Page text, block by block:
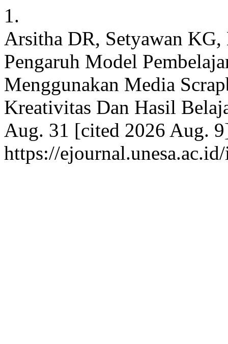
1.
Arsitha DR, Setyawan
Pengaruh Model
Menggunakan Media
Kreativitas Dan Hasil
Aug. 31 [cited 2026 Aug.
https://